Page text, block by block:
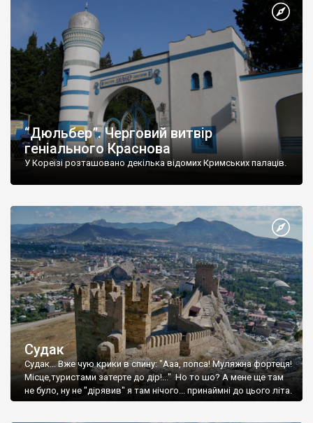
“Дюльбер”. Черговий витвір
геніального Краснова
У Кореїзі розташовано декілька відомих Кримських палаців.
Судак
Судак... Вже чую крики в спину: "Ааа, попса! Муляжна фортеця!
Місце,туристами затерте до дір!..." Но то шо? А мене ще там
не було, ну не "дірявив" я там нічого... принаймні до цього літа.